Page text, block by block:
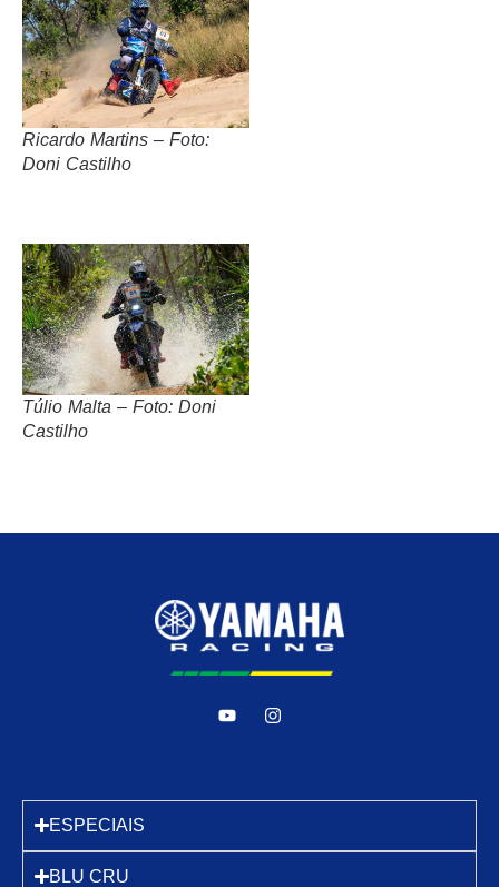
Ricardo Martins – Foto:
Doni Castilho
Túlio Malta – Foto: Doni
Castilho
ESPECIAIS
BLU CRU